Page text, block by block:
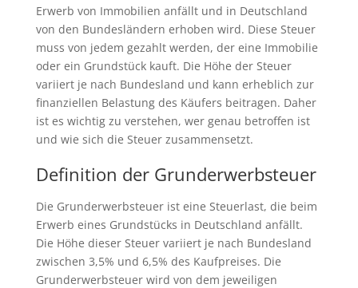
Erwerb von Immobilien anfällt und in Deutschland
von den Bundesländern erhoben wird. Diese Steuer
muss von jedem gezahlt werden, der eine Immobilie
oder ein Grundstück kauft. Die Höhe der Steuer
variiert je nach Bundesland und kann erheblich zur
finanziellen Belastung des Käufers beitragen. Daher
ist es wichtig zu verstehen, wer genau betroffen ist
und wie sich die Steuer zusammensetzt.
Definition der Grunderwerbsteuer
Die Grunderwerbsteuer ist eine Steuerlast, die beim
Erwerb eines Grundstücks in Deutschland anfällt.
Die Höhe dieser Steuer variiert je nach Bundesland
zwischen 3,5% und 6,5% des Kaufpreises. Die
Grunderwerbsteuer wird von dem jeweiligen